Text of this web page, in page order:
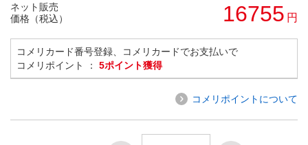
ネット販売
価格（税込）
16755 円
コメリカード番号登録、コメリカードでお支払いで
コメリポイント ： 5ポイント獲得
コメリポイントについて